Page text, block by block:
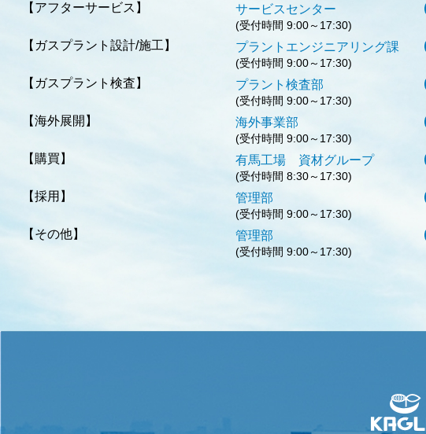
【アフターサービス】 サービスセンター
(受付時間 9:00～17:30)
【ガスプラント設計/施工】 プラントエンジニアリング課
(受付時間 9:00～17:30)
【ガスプラント検査】 プラント検査部
(受付時間 9:00～17:30)
【海外展開】 海外事業部
(受付時間 9:00～17:30)
【購買】 有馬工場 資材グループ
(受付時間 8:30～17:30)
【採用】 管理部
(受付時間 9:00～17:30)
【その他】 管理部
(受付時間 9:00～17:30)